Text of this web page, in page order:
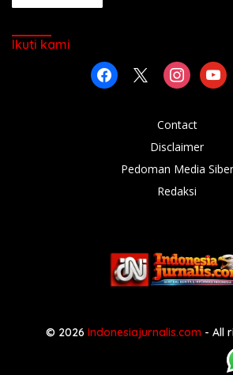
Ikuti kami
facebook instagram
Contact
Disclaimer
Pedoman Media Siber
Redaksi
© 2026 Indonesiajurnalis.com - All